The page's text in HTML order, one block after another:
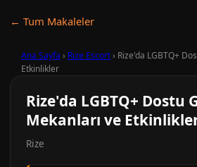
← Tum Makaleler
Ana Sayfa › Rize Escort› Rize'da LGBTQ+
Etkinlikler
Rize'da LGBTQ+ Dostu
Mekanları ve
Rize